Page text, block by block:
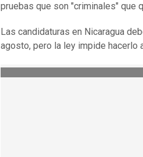
pruebas que son "criminales" que
Las candidaturas en Nicaragua
agosto, pero la ley impide hacerlo